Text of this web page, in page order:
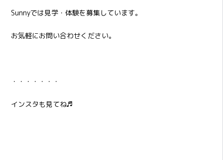
Sunnyでは見学・体験を募集しています。
お気軽にお問い合わせください。
・・・・・・・
インスタも見てね♬